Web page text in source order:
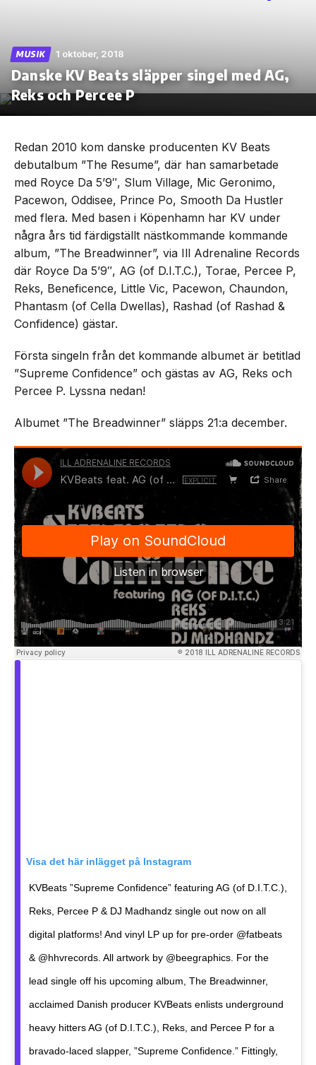
Skip
the
MUSIK 1 oktober, 2018
Danske KV Beats släpper singel med AG,
Reks och Percee P
Redan 2010 kom danske producenten KV Beats
debutalbum ”The Resume”, där han samarbetade
med Royce Da 5’9″, Slum Village, Mic Geronimo,
Pacewon, Oddisee, Prince Po, Smooth Da Hustler
med flera. Med basen i Köpenhamn har KV under
några års tid färdigställt nästkommande kommande
album, ”The Breadwinner”, via Ill Adrenaline Records
där Royce Da 5’9″, AG (of D.I.T.C.), Torae, Percee P,
Reks, Beneficence, Little Vic, Pacewon, Chaundon,
Phantasm (of Cella Dwellas), Rashad (of Rashad &
Confidence) gästar.
Första singeln från det kommande albumet är betitlad
”Supreme Confidence” och gästas av AG, Reks och
Percee P. Lyssna nedan!
Albumet ”The Breadwinner” släpps 21:a december.
Visa det här inlägget på Instagram
KVBeats ”Supreme Confidence” featuring AG (of D.I.T.C.),
Reks, Percee P & DJ Madhandz single out now on all
digital platforms! And vinyl LP up for pre-order @fatbeats
& @hhvrecords. All artwork by @beegraphics. For the
lead single off his upcoming album, The Breadwinner,
acclaimed Danish producer KVBeats enlists underground
heavy hitters AG (of D.I.T.C.), Reks, and Percee P for a
bravado-laced slapper, ”Supreme Confidence.” Fittingly,